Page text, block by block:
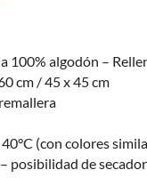
100% algodón –
cm / 45 x 45 cm
(con colores
posibilidad de